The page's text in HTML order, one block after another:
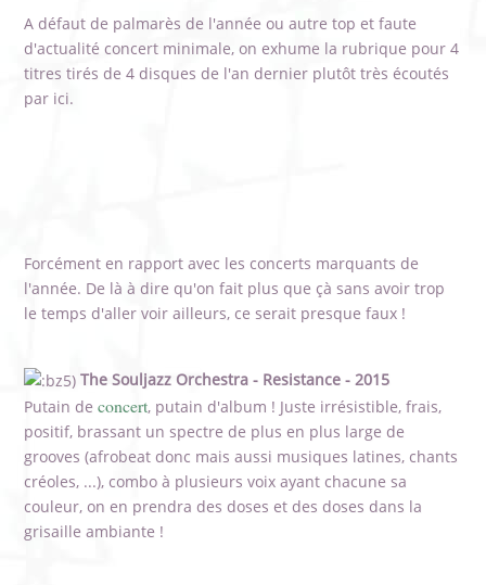
A défaut de palmarès de l'année ou autre top et faute
d'actualité concert minimale, on exhume la rubrique pour 4
titres tirés de 4 disques de l'an dernier plutôt très écoutés
par ici.
Forcément en rapport avec les concerts marquants de
l'année. De là à dire qu'on fait plus que çà sans avoir trop
le temps d'aller voir ailleurs, ce serait presque faux !
The Souljazz Orchestra - Resistance - 2015
Putain deconcert, putain d'album ! Juste irrésistible, frais,
positif, brassant un spectre de plus en plus large de
grooves (afrobeat donc mais aussi musiques latines, chants
créoles, ...), combo à plusieurs voix ayant chacune sa
couleur, on en prendra des doses et des doses dans la
grisaille ambiante !